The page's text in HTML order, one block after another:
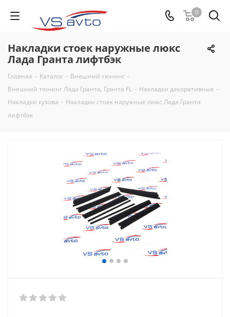
0
Накладки стоек наружные люкс
Лада Гранта лифтбэк
Главная - Каталог - Внешний тюнинг -
Внешний тюнинг Лада Гранта, Гранта FL - Накладки декоративные -
Накладки кузова - Накладки стоек наружные люкс Лада Гранта
лифтбэк